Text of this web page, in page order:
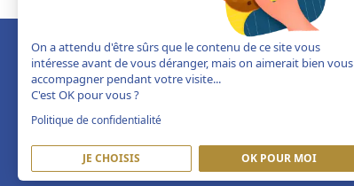
On a attendu d'être sûrs que le contenu de ce site vous
intéresse avant de vous déranger, mais on aimerait bien vous
accompagner pendant votre visite...
C'est OK pour vous ?
Politique de confidentialité
JE CHOISIS OK POUR MOI